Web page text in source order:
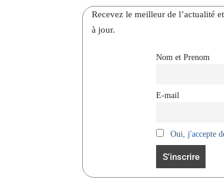
Recevez le meilleur de l’actualité
à jour.
Nom et Prenom
E-mail
Oui, j'accepte